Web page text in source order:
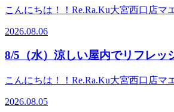
込) （※10分単
泡を使い頭部をほぐします♪爽快ヘッド
首のお疲れでお悩みの方・ひんやり泡
￥1,650 (税込)20分 ￥3,190 (税込) ※メ
----------------------☆お二人様の場合はお
点】 10：00～21：00（最終受付20：30
おすすめコース～～～～★オイルフッ
を使用して足全体をほぐします。足裏
ることで、血行促進の効果や内臓系の
す。 30分 ¥4,510 (税込) 足裏40分
ふくらはぎ60分 ¥8,470 (税込) 足裏・
★【夏季限定】-5℃の香りを選べる炭酸
こんにちは！！Re.Ra.Ku大宮西口店マ
ど…移動や長距離の歩きで足が疲れて
ケアで身体に溜まったお疲れを流しに
まのご来店心よりお待ちしております
体をほぐします。足裏にある反射躯を
促進の効果や内臓系の活性化が期待で
2026.08.06
8/5（水）涼しい屋内でリフレッ
こんにちは！！Re.Ra.Ku大宮西口店マ
たちが置かれた世知辛い世界観になん
2026.08.05